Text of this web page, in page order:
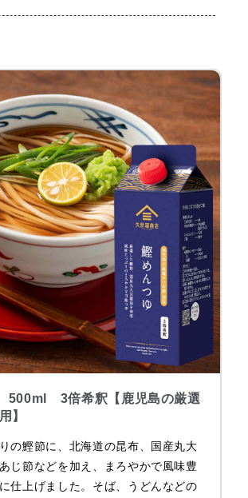
500ml 3倍希釈【鹿児島の厳選
】
の鰹節に、北海道の昆布、国産丸大
じ節などを加え、まろやかで風味豊
仕上げました。そば、うどんなどの